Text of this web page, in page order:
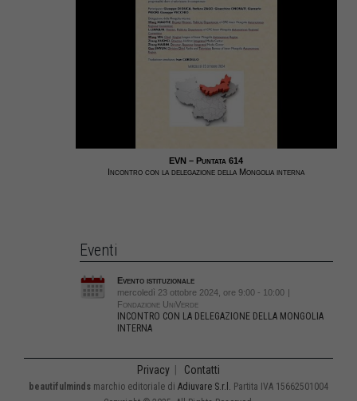
EVN – Puntata 614
Incontro con la delegazione della Mongolia interna
Eventi
Evento istituzionale
mercoledì 23 ottobre 2024, ore 9:00 - 10:00
Fondazione UniVerde
INCONTRO CON LA DELEGAZIONE DELLA MONGOLIA
INTERNA
Privacy Contatti
beautifulminds marchio editoriale di Adiuvare S.r.l. Partita IVA 15662501004